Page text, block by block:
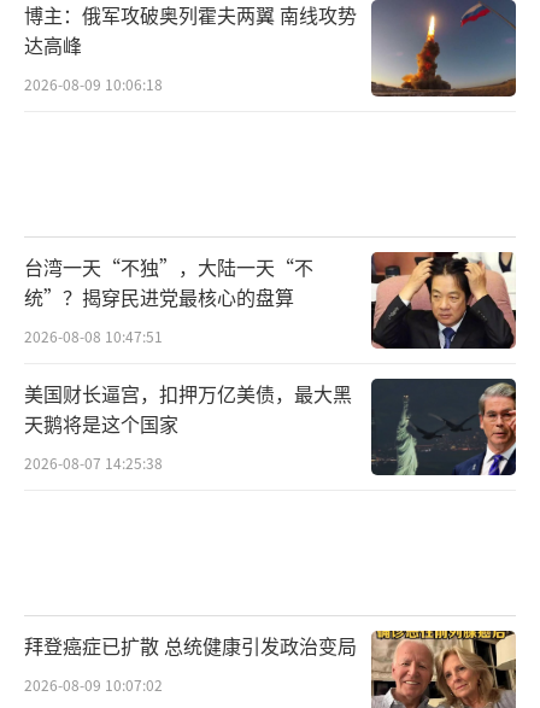
博主：俄军攻破奥列霍夫两翼 南线攻势
达高峰
2026-08-09 10:06:18
台湾一天“不独”，大陆一天“不
统”？揭穿民进党最核心的盘算
2026-08-08 10:47:51
美国财长逼宫，扣押万亿美债，最大黑
天鹅将是这个国家
2026-08-07 14:25:38
拜登癌症已扩散 总统健康引发政治变局
2026-08-09 10:07:02